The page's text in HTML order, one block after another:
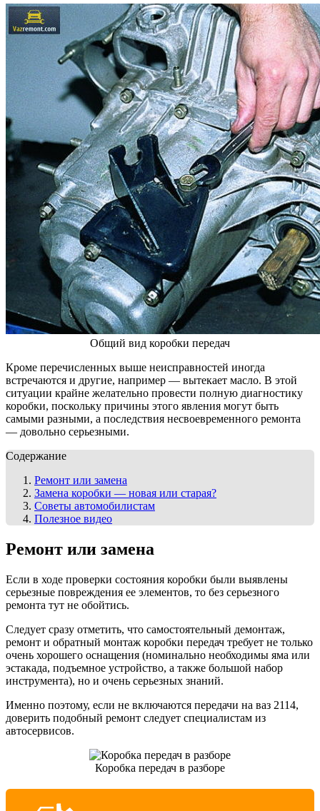
Общий вид коробки передач
Кроме перечисленных выше неисправностей иногда
встречаются и другие, например — вытекает масло. В этой
ситуации крайне желательно провести полную диагностику
коробки, поскольку причины этого явления могут быть
самыми разными, а последствия несвоевременного ремонта
— довольно серьезными.
Содержание
Ремонт или замена
Замена коробки — новая или старая?
Советы автомобилистам
Полезное видео
Ремонт или замена
Если в ходе проверки состояния коробки были выявлены
серьезные повреждения ее элементов, то без серьезного
ремонта тут не обойтись.
Следует сразу отметить, что самостоятельный демонтаж,
ремонт и обратный монтаж коробки передач требует не только
очень хорошего оснащения (номинально необходимы яма или
эстакада, подъемное устройство, а также большой набор
инструмента), но и очень серьезных знаний.
Именно поэтому, если не включаются передачи на ваз 2114,
доверить подобный ремонт следует специалистам из
автосервисов.
Коробка передач в разборе